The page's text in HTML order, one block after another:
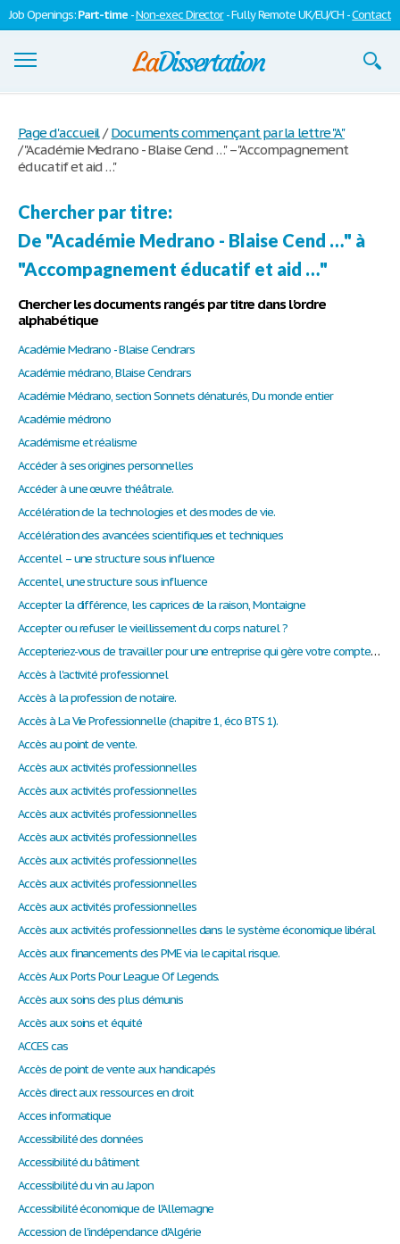
Job Openings:Part-time -Non-exec Director- Fully Remote UK/EU/CH -Contact
S'inscrire
Page d'accueil / Documents commençant par la lettre "A"
/"Académie Medrano - Blaise Cend …" – "Accompagnement
éducatif et aid …"
Chercher par titre:
De "Académie Medrano - Blaise Cend …" à
"Accompagnement éducatif et aid …"
Chercher les documents rangés par titre dans l'ordre
alphabétique
Académie Medrano - Blaise Cendrars
Académie médrano, Blaise Cendrars
Académie Médrano, section Sonnets dénaturés, Du monde entier
Académie médrono
Académisme et réalisme
Accéder à ses origines personnelles
Accéder à une œuvre théâtrale.
Accélération de la technologies et des modes de vie.
Accélération des avancées scientifiques et techniques
Accentel – une structure sous influence
Accentel, une structure sous influence
Accepter la différence, les caprices de la raison, Montaigne
Accepter ou refuser le vieillissement du corps naturel ?
Accepteriez-vous de travailler pour une entreprise qui gère votre compte bancaire, vos dépenses et vos revenus ?
Accès à l'activité professionnel
Accès à la profession de notaire.
Accès à La Vie Professionnelle (chapitre 1, éco BTS 1).
Accès au point de vente.
Accès aux activités professionnelles
Accès aux activités professionnelles
Accès aux activités professionnelles
Accès aux activités professionnelles
Accès aux activités professionnelles
Accès aux activités professionnelles
Accès aux activités professionnelles
Accès aux activités professionnelles dans le système économique libéral
Accès aux financements des PME via le capital risque.
Accès Aux Ports Pour League Of Legends.
Accès aux soins des plus démunis
Accès aux soins et équité
ACCES cas
Accès de point de vente aux handicapés
Accès direct aux ressources en droit
Acces informatique
Accessibilité des données
Accessibilité du bâtiment
Accessibilité du vin au Japon
Accessibilité économique de l'Allemagne
Accession de l'indépendance d'Algérie